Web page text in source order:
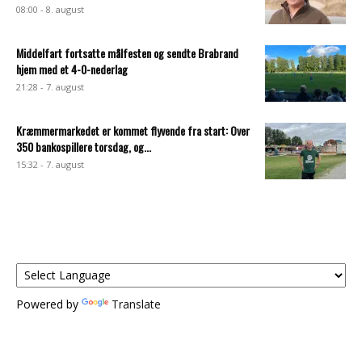
08:00 - 8. august
Middelfart fortsatte målfesten og sendte Brabrand
hjem med et 4-0-nederlag
21:28 - 7. august
Kræmmermarkedet er kommet flyvende fra start: Over
350 bankospillere torsdag, og...
15:32 - 7. august
Powered by Translate